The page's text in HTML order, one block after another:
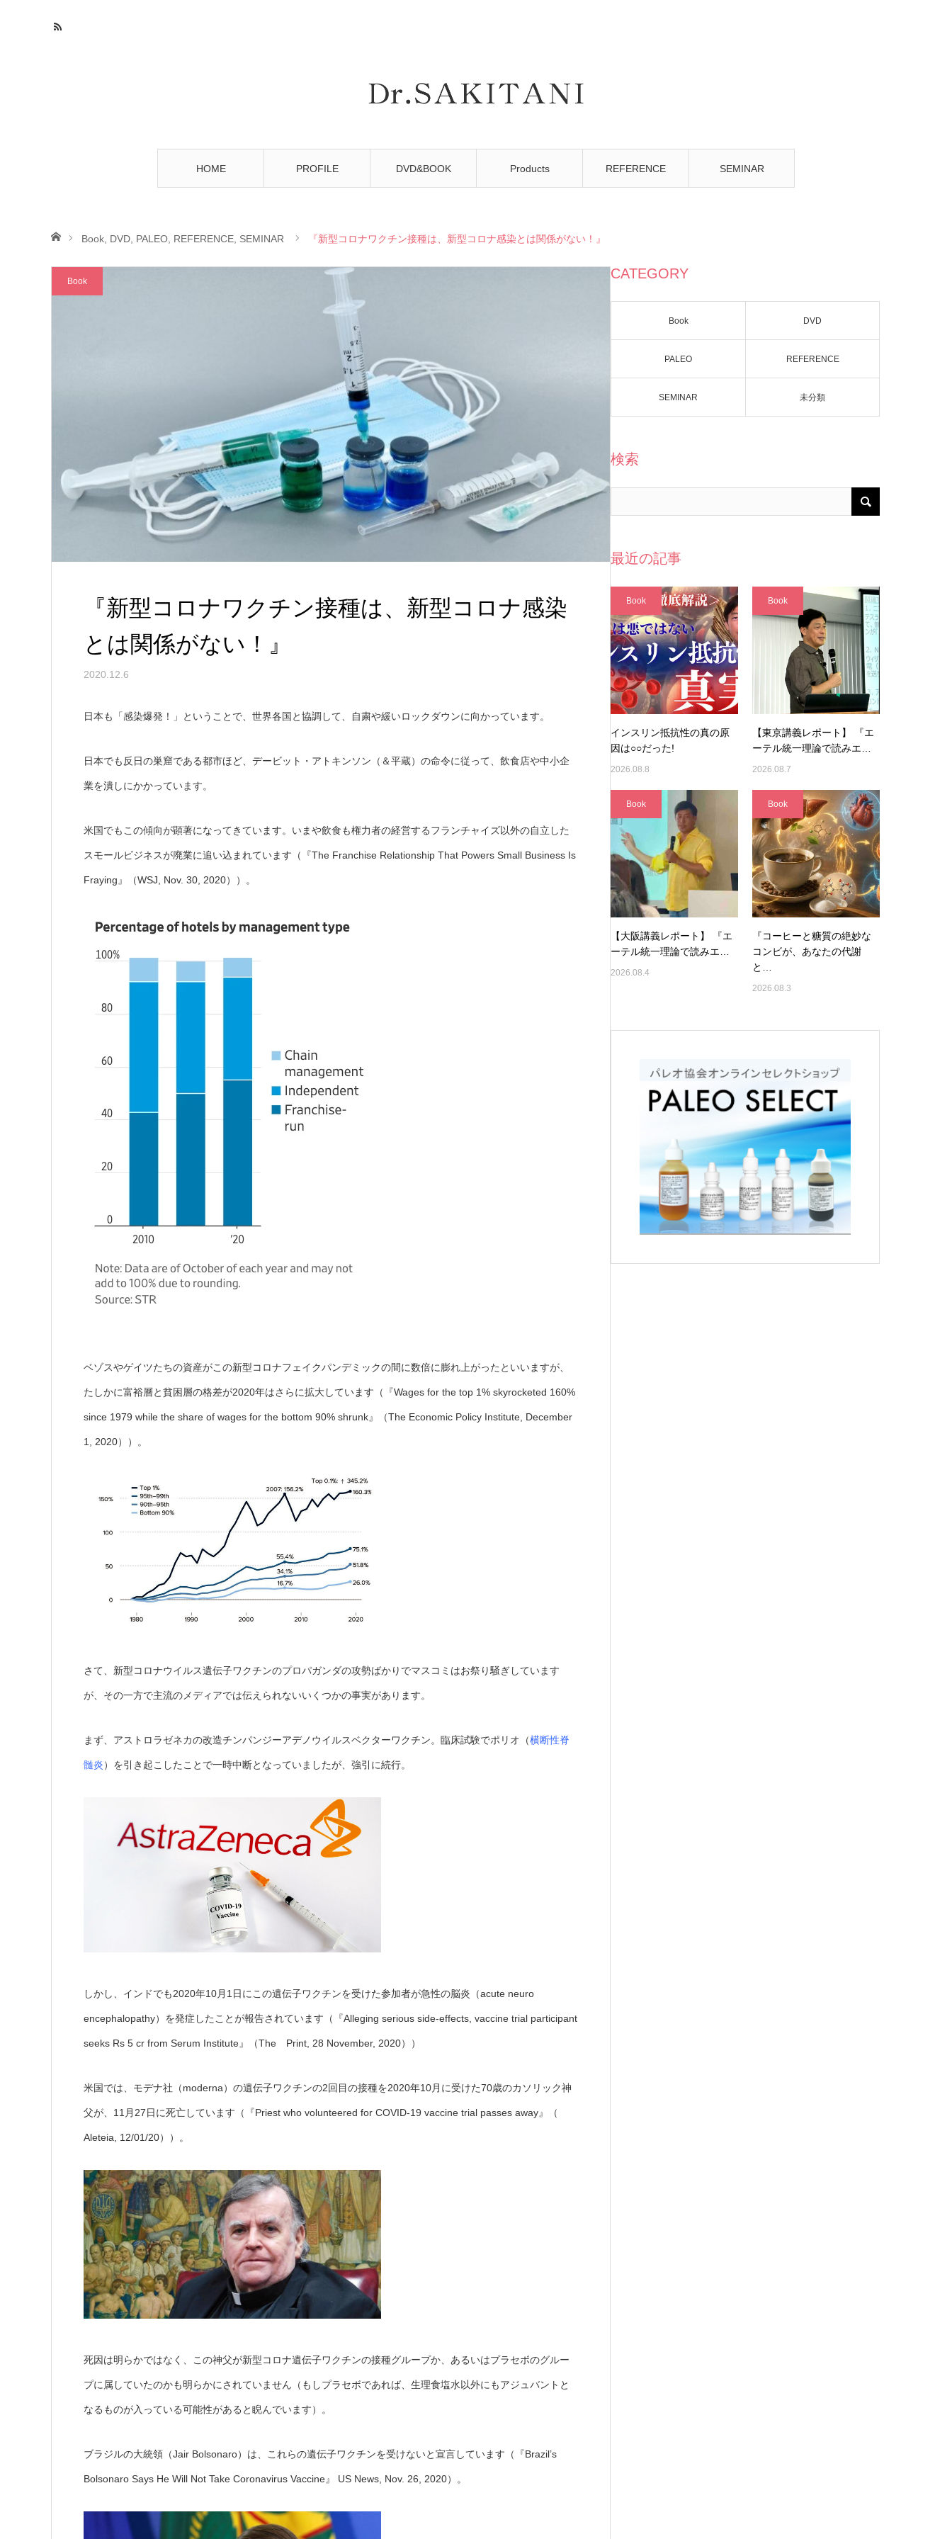
HOME PROFILE DVD&BOOK Products REFERENCE SEMINAR
ホームBook DVD PALEO REFERENCE SEMINAR 『新型コロナワクチン接種は、新型コロナ感染とは関係がない！』
Book
『新型コロナワクチン接種は、新型コロナ感染
とは関係がない！』
2020.12.6
日本も「感染爆発！」ということで、世界各国と協調して、自粛や緩いロックダウンに向かっています。
日本でも反日の巣窟である都市ほど、デービット・アトキンソン（＆平蔵）の命令に従って、飲食店や中小企
業を潰しにかかっています。
米国でもこの傾向が顕著になってきています。いまや飲食も権力者の経営するフランチャイズ以外の自立した
スモールビジネスが廃業に追い込まれています（『The Franchise Relationship That Powers Small Business Is
Fraying』（WSJ, Nov. 30, 2020））。
ベゾスやゲイツたちの資産がこの新型コロナフェイクパンデミックの間に数倍に膨れ上がったといいますが、
たしかに富裕層と貧困層の格差が2020年はさらに拡大しています（『Wages for the top 1% skyrocketed 160%
since 1979 while the share of wages for the bottom 90% shrunk』（The Economic Policy Institute, December
1, 2020））。
さて、新型コロナウイルス遺伝子ワクチンのプロパガンダの攻勢ばかりでマスコミはお祭り騒ぎしています
が、その一方で主流のメディアでは伝えられないいくつかの事実があります。
まず、アストロラゼネカの改造チンパンジーアデノウイルスベクターワクチン。臨床試験でポリオ（横断性脊
髄炎）を引き起こしたことで一時中断となっていましたが、強引に続行。
しかし、インドでも2020年10月1日にこの遺伝子ワクチンを受けた参加者が急性の脳炎（acute neuro
encephalopathy）を発症したことが報告されています（『Alleging serious side-effects, vaccine trial participant
seeks Rs 5 cr from Serum Institute』（The Print, 28 November, 2020））
米国では、モデナ社（moderna）の遺伝子ワクチンの2回目の接種を2020年10月に受けた70歳のカソリック神
父が、11月27日に死亡しています（『Priest who volunteered for COVID-19 vaccine trial passes away』（
Aleteia, 12/01/20））。
死因は明らかではなく、この神父が新型コロナ遺伝子ワクチンの接種グループか、あるいはプラセボのグルー
プに属していたのかも明らかにされていません（もしプラセボであれば、生理食塩水以外にもアジュバントと
なるものが入っている可能性があると睨んでいます）。
ブラジルの大統領（Jair Bolsonaro）は、これらの遺伝子ワクチンを受けないと宣言しています（『Brazil’s
Bolsonaro Says He Will Not Take Coronavirus Vaccine』 US News, Nov. 26, 2020）。
CATEGORY
Book DVD
PALEO REFERENCE
SEMINAR 未分類
検索
最近の記事
Book
インスリン抵抗性の真の原
因は○○だった!
2026.08.8
Book
【東京講義レポート】 『エ
ーテル統一理論で読みエ…
2026.08.7
Book
【大阪講義レポート】 『エ
ーテル統一理論で読みエ…
2026.08.4
Book
『コーヒーと糖質の絶妙な
コンビが、あなたの代謝
と…
2026.08.3